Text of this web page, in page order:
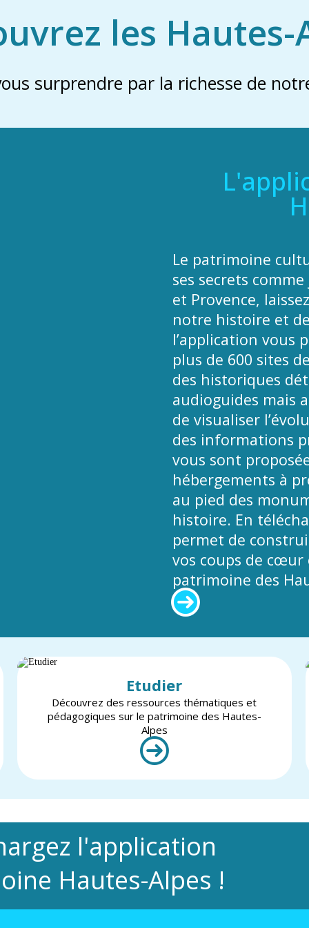
les Hautes-
surprendre par la richesse de
Le patrimoine
ses secrets
et Provence,
notre histoire et
l’application vous
plus de 600 sites
des historiques
audioguides mais
de visualiser
des informations
vous sont
hébergements à
au pied des
histoire. En
permet de
vos coups de
patrimoine des
Etudier
Découvrez des ressources thématiques et
pédagogiques sur le patrimoine des Hautes-
Alpes
l'application
Hautes-Alpes !